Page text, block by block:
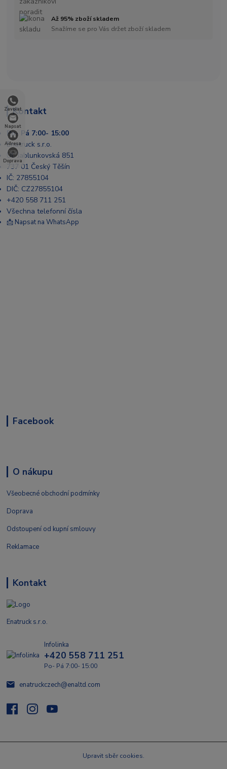
Zavolat
Napsat
Adresa
Doprava
Až 95% zboží skladem
Snažíme se pro Vás držet zboží skladem
Kontakt
Po- Pá 7:00- 15:00
Enatruck s.r.o.
Ul. Jablunkovská 851
737 01 Český Těšín
IČ: 27855104
DIČ: CZ27855104
+420 558 711 251
Všechna telefonní čísla
📩 Napsat na WhatsApp
Facebook
O nákupu
Všeobecné obchodní podmínky
Doprava
Odstoupení od kupní smlouvy
Reklamace
Kontakt
Enatruck s.r.o.
Infolinka
+420 558 711 251
Po- Pá 7:00- 15:00
enatruckczech@enaltd.com
Upravit sběr cookies.